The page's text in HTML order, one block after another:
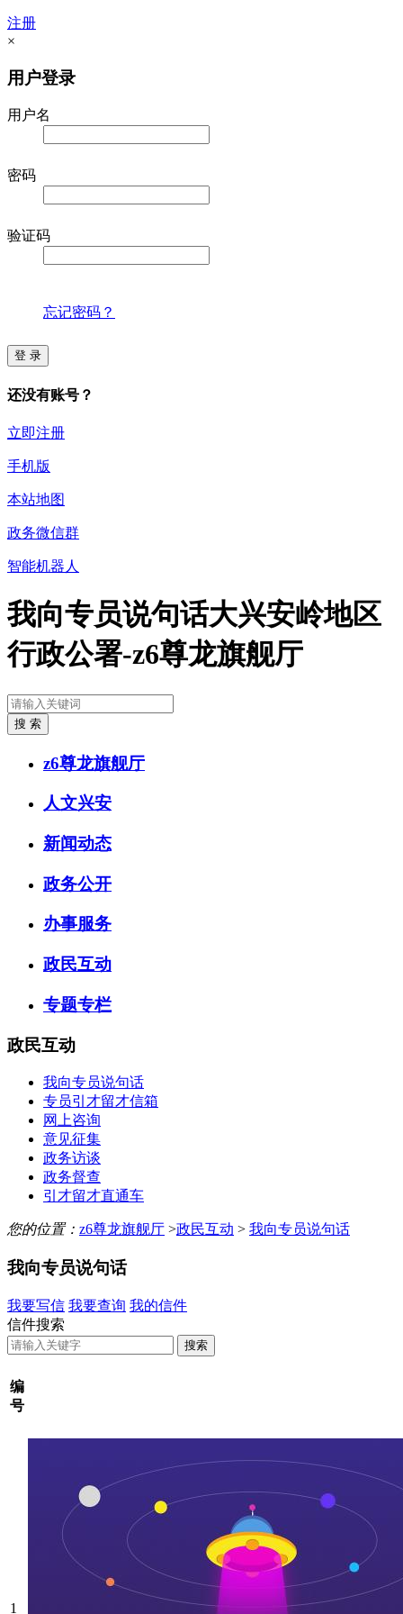
注册
×
用户登录
用户名
密码
验证码
忘记密码？
登 录
还没有账号？
立即注册
手机版
本站地图
政务微信群
智能机器人
我向专员说句话大兴安岭地区
行政公署-z6尊龙旗舰厅
z6尊龙旗舰厅
人文兴安
新闻动态
政务公开
办事服务
政民互动
专题专栏
政民互动
我向专员说句话
专员引才留才信箱
网上咨询
意见征集
政务访谈
政务督查
引才留才直通车
您的位置： z6尊龙旗舰厅 >政民互动 > 我向专员说句话
我向专员说句话
我要写信 我要查询 我的信件
信件搜索
编
号
1